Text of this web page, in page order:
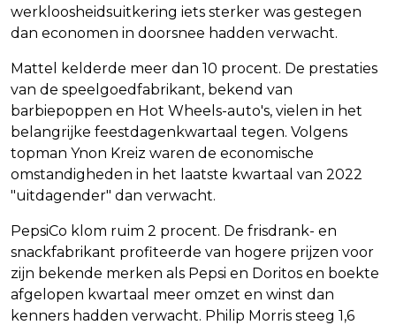
werkloosheidsuitkering iets sterker was gestegen
dan economen in doorsnee hadden verwacht.
Mattel kelderde meer dan 10 procent. De prestaties
van de speelgoedfabrikant, bekend van
barbiepoppen en Hot Wheels-auto's, vielen in het
belangrijke feestdagenkwartaal tegen. Volgens
topman Ynon Kreiz waren de economische
omstandigheden in het laatste kwartaal van 2022
"uitdagender" dan verwacht.
PepsiCo klom ruim 2 procent. De frisdrank- en
snackfabrikant profiteerde van hogere prijzen voor
zijn bekende merken als Pepsi en Doritos en boekte
afgelopen kwartaal meer omzet en winst dan
kenners hadden verwacht. Philip Morris steeg 1,6